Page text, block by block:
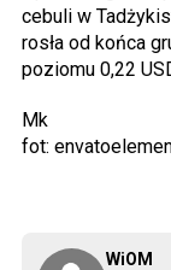
WiOM
cebuli w
rosła od końca
poziomu 0,22
Mk
fot: